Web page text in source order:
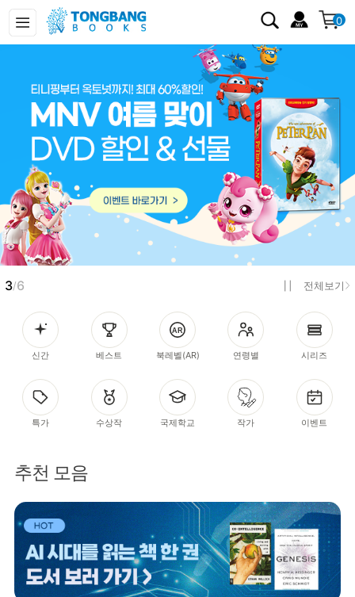
0
3/6 전체보기
신간 베스트 북레벨(AR) 연령별 시리즈
특가 수상작 국제학교 작가 이벤트
추천 모음